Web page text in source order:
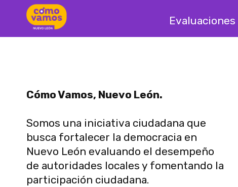
Evaluaciones
Cómo Vamos, Nuevo León.
Somos una iniciativa ciudadana que
busca fortalecer la democracia en
Nuevo León evaluando el desempeño
de autoridades locales y fomentando la
participación ciudadana.